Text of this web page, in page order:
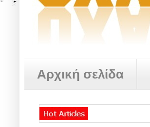
Αρχική σελίδα